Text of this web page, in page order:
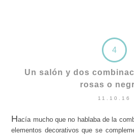
4
Un salón y dos
rosas o
11.10.16
Hacía mucho que no hablaba de la
elementos decorativos que se